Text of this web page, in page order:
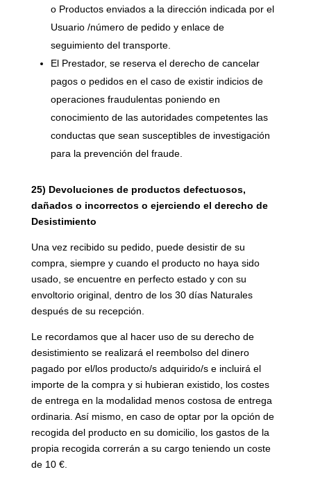
o Productos enviados a la dirección indicada por el
Usuario /número de pedido y enlace de
seguimiento del transporte.
El Prestador, se reserva el derecho de cancelar
pagos o pedidos en el caso de existir indicios de
operaciones fraudulentas poniendo en
conocimiento de las autoridades competentes las
conductas que sean susceptibles de investigación
para la prevención del fraude.
25) Devoluciones de productos defectuosos,
dañados o incorrectos o ejerciendo el derecho de
Desistimiento
Una vez recibido su pedido, puede desistir de su
compra, siempre y cuando el producto no haya sido
usado, se encuentre en perfecto estado y con su
envoltorio original, dentro de los 30 días Naturales
después de su recepción.
Le recordamos que al hacer uso de su derecho de
desistimiento se realizará el reembolso del dinero
pagado por el/los producto/s adquirido/s e incluirá el
importe de la compra y si hubieran existido, los costes
de entrega en la modalidad menos costosa de entrega
ordinaria. Así mismo, en caso de optar por la opción de
recogida del producto en su domicilio, los gastos de la
propia recogida correrán a su cargo teniendo un coste
de 10 €.